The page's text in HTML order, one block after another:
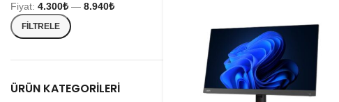
FILTRELE
Fiyat: 4.300₺ — 8.940₺
ÜRÜN KATEGORILERI